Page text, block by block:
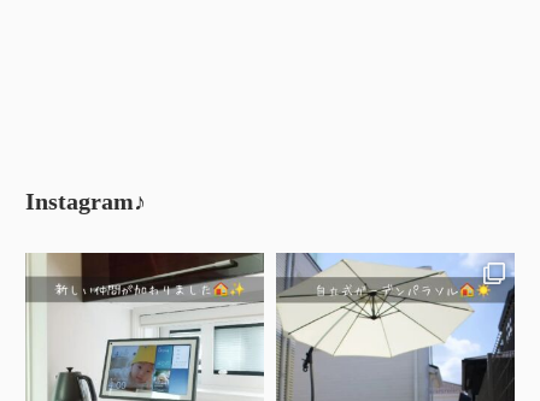
Instagram♪